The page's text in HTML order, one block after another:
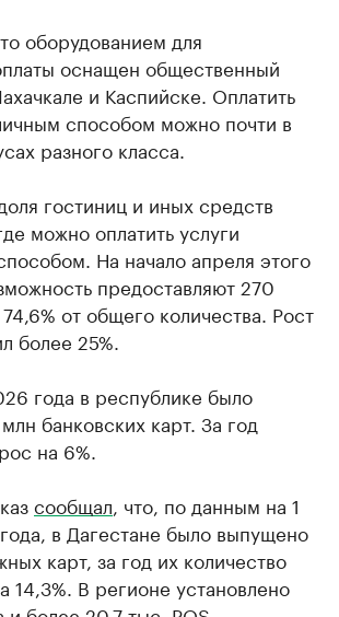
оборудованием для
оснащен общественный
и Каспийске. Оплатить
способом можно почти в
разного класса.
гостиниц и иных средств
можно оплатить услуги
На начало апреля этого
предоставляют 270
от общего количества. Рост
более 25%.
года в республике было
банковских карт. За год
на 6%.
сообщал , что, по данным на 1
в Дагестане было выпущено
карт, за год их количество
14,3%. В регионе установлено